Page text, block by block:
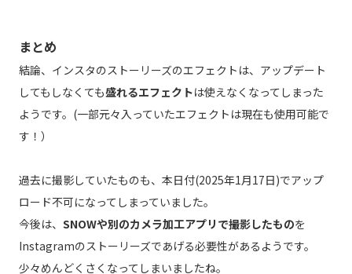
まとめ
結論、インスタのストーリーズのエフェクトは、アップデート
してもしなくても盛れるエフェクトは使えなくなってしまった
ようです。(一部元々入っていたエフェクトは現在も使用可能で
す！）
過去に撮影していたものも、本日付(2025年1月17日)でアップ
ロード不可になってしまっていました。
今後は、 SNOWや別のカメラ加工アプリで撮影したものを
Instagramのストーリーズであげる必要性があるようです。
少々めんどくさくなってしまいましたね。